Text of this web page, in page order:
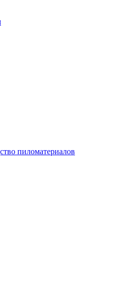
пиломатериалов